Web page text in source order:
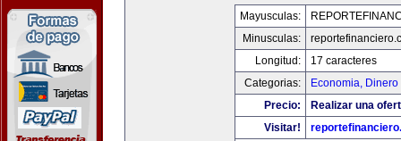
Mayusculas:
Minusculas:
Longitud:
17 caracteres
Categorias:
Economia,
Precio:
Realizar una
Visitar!